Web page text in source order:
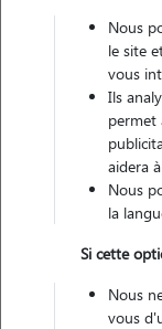
Nous
le site
vous
Ils
permet
aidera
Nous
la
Si cette
Nous
vous